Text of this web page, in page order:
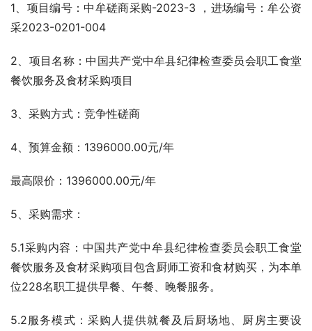
1、项目编号：中牟磋商采购-2023-3 ，进场编号：牟公资
采2023-0201-004
2、项目名称：中国共产党中牟县纪律检查委员会职工食堂
餐饮服务及食材采购项目
3、采购方式：竞争性磋商
4、预算金额：1396000.00元/年
最高限价：1396000.00元/年
5、采购需求：
5.1采购内容：中国共产党中牟县纪律检查委员会职工食堂
餐饮服务及食材采购项目包含厨师工资和食材购买，为本单
位228名职工提供早餐、午餐、晚餐服务。
5.2服务模式：采购人提供就餐及后厨场地、厨房主要设